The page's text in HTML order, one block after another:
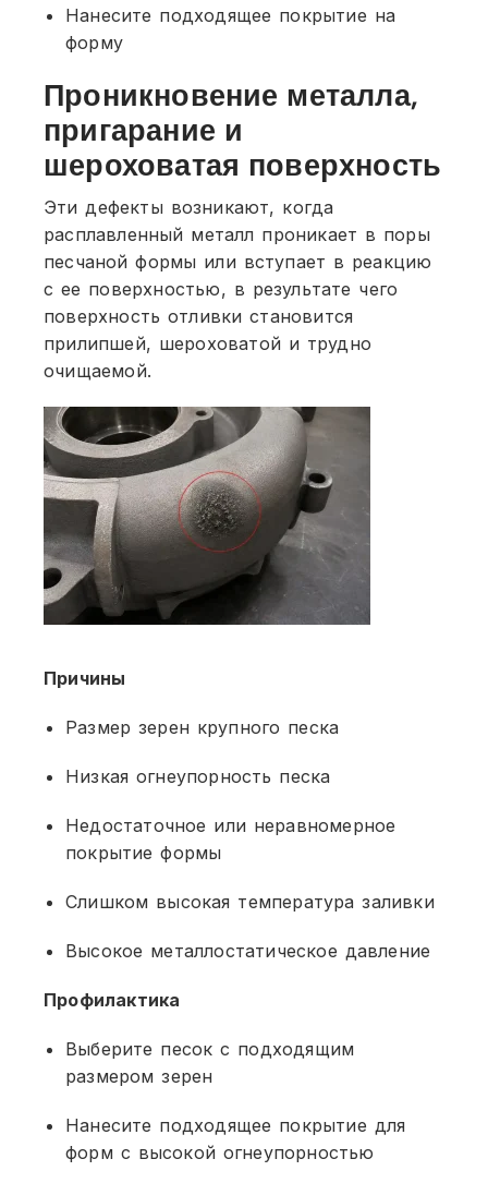
Нанесите подходящее покрытие на
форму
Проникновение металла,
пригарание и
шероховатая поверхность
Эти дефекты возникают, когда
расплавленный металл проникает в поры
песчаной формы или вступает в реакцию
с ее поверхностью, в результате чего
поверхность отливки становится
прилипшей, шероховатой и трудно
очищаемой.
Причины
Размер зерен крупного песка
Низкая огнеупорность песка
Недостаточное или неравномерное
покрытие формы
Слишком высокая температура заливки
Высокое металлостатическое давление
Профилактика
Выберите песок с подходящим
размером зерен
Нанесите подходящее покрытие для
форм с высокой огнеупорностью